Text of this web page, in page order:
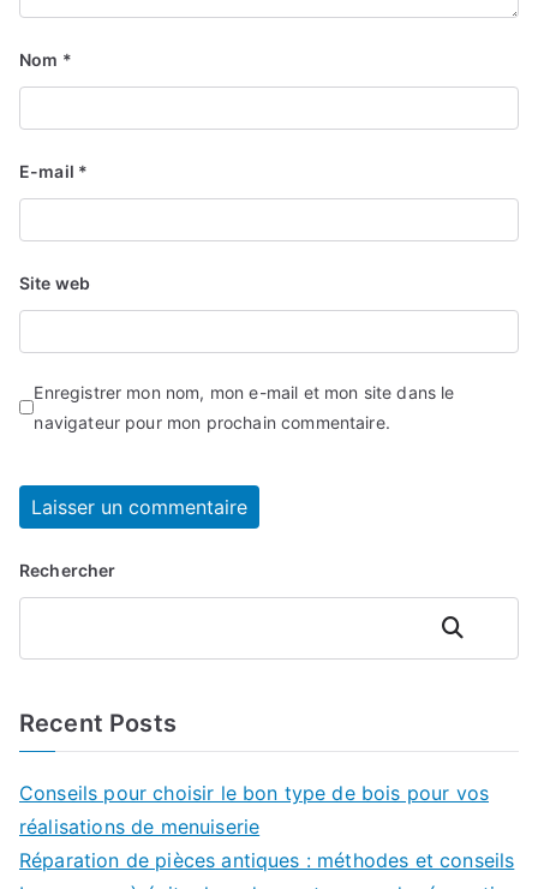
Nom *
E-mail *
Site web
Enregistrer mon nom, mon e-mail et mon site dans le
navigateur pour mon prochain commentaire.
Rechercher
Rechercher
Recent Posts
Conseils pour choisir le bon type de bois pour vos
réalisations de menuiserie
Réparation de pièces antiques : méthodes et conseils